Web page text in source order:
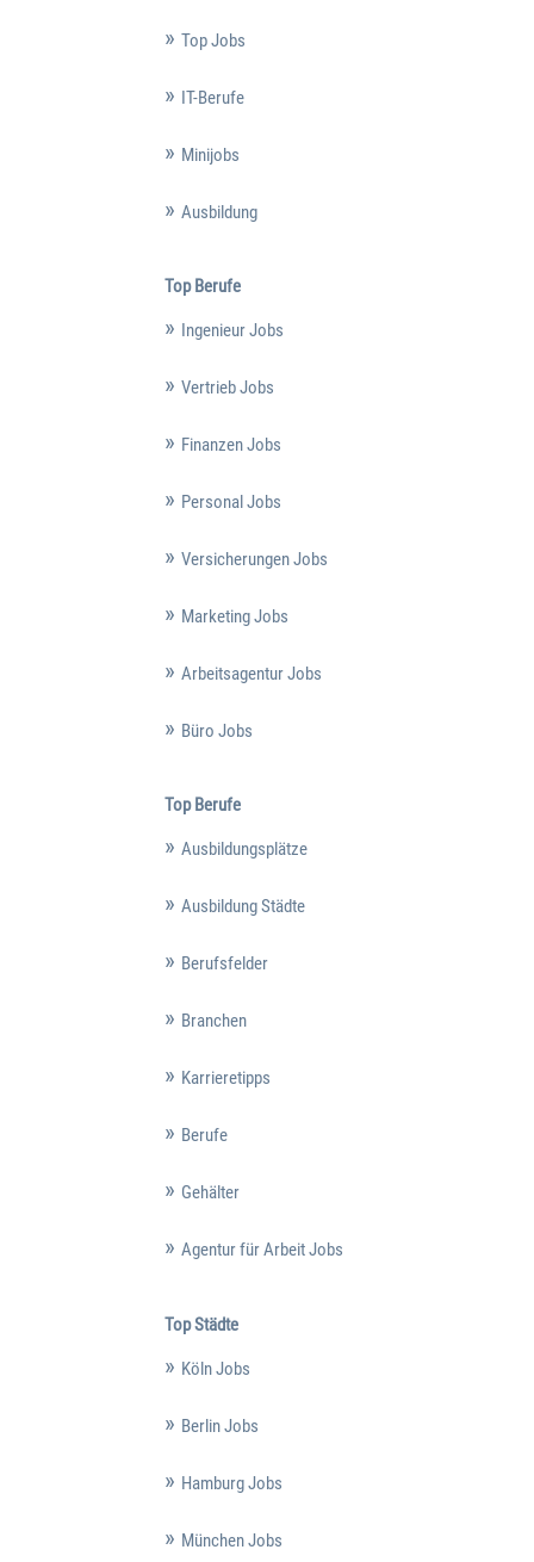
Top Jobs
IT-Berufe
Minijobs
Ausbildung
Top Berufe
Ingenieur Jobs
Vertrieb Jobs
Finanzen Jobs
Personal Jobs
Versicherungen Jobs
Marketing Jobs
Arbeitsagentur Jobs
Büro Jobs
Top Berufe
Ausbildungsplätze
Ausbildung Städte
Berufsfelder
Branchen
Karrieretipps
Berufe
Gehälter
Agentur für Arbeit Jobs
Top Städte
Köln Jobs
Berlin Jobs
Hamburg Jobs
München Jobs